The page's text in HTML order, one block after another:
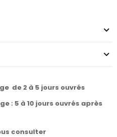
de 2 à 5 jours ouvrés
: 5 à 10 jours ouvrés après
consulter